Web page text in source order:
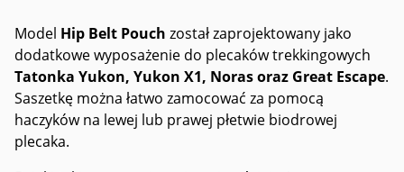
Model Hip Belt Pouch został zaprojektowany jako
dodatkowe wyposażenie do plecaków trekkingowych
Tatonka Yukon, Yukon X1, Noras oraz Great Escape.
Saszetkę można łatwo zamocować za pomocą
haczyków na lewej lub prawej płetwie biodrowej
plecaka.